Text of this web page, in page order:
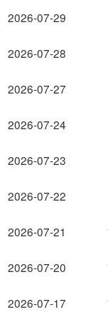
2026-07-29
2026-07-28
2026-07-27
2026-07-24
2026-07-23
2026-07-22
2026-07-21
2026-07-20
2026-07-17